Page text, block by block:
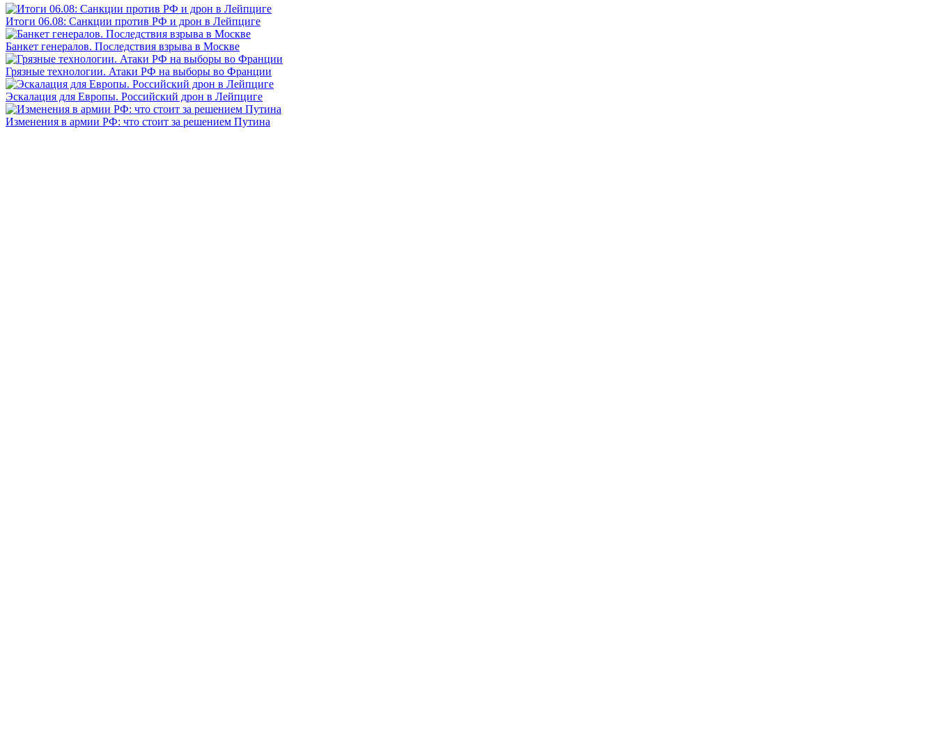
Итоги 06.08: Санкции против РФ и дрон в Лейпциге
Банкет генералов. Последствия взрыва в Москве
Грязные технологии. Атаки РФ на выборы во Франции
Эскалация для Европы. Российский дрон в Лейпциге
Изменения в армии РФ: что стоит за решением Путина